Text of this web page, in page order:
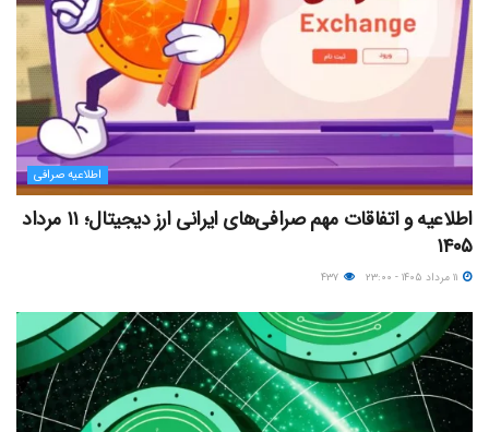
اطلاعیه صرافی
اطلاعیه و اتفاقات مهم صرافی‌های ایرانی ارز دیجیتال؛ ۱۱ مرداد
۱۴۰۵